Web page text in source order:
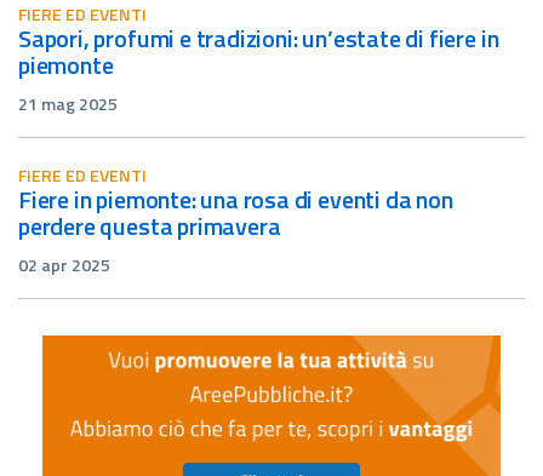
FIERE ED EVENTI
sapori, profumi e tradizioni: un’estate di fiere in
piemonte
21 mag 2025
FIERE ED EVENTI
fiere in piemonte: una rosa di eventi da non
perdere questa primavera
02 apr 2025